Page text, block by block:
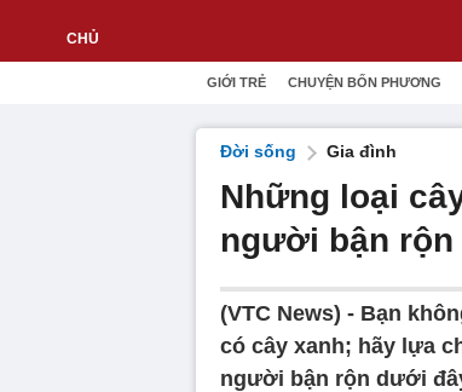
GIỚI TRẺ CHUYỆN BỐN PHƯƠNG
Đời sống Gia đình
Những loại
người bận rộn
(VTC News) - Bạn
có cây xanh; hãy lựa
người bận rộn dưới